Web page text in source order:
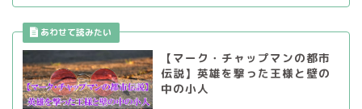
【マーク・チャップマンの都市
伝説】英雄を撃った王様と壁の
中の小人